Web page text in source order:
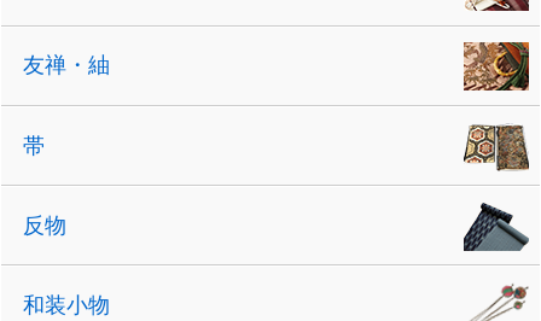
友禅・紬
帯
反物
和装小物